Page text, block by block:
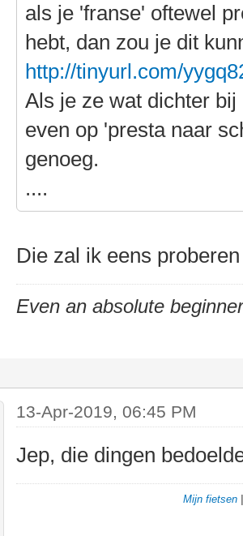
als je 'franse' oftewel
hebt, dan zou je dit
http://tinyurl.com/
Als je ze wat dichter
even op 'presta naar
genoeg.
....
Die zal ik eens
Even an absolute
13-Apr-2019, 06:45 PM
Jep, die dingen
Mijn fietsen